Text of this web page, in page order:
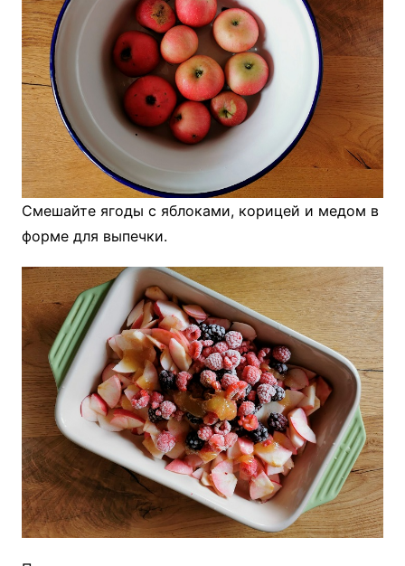
Смешайте ягоды с яблоками, корицей и медом в
форме для выпечки.